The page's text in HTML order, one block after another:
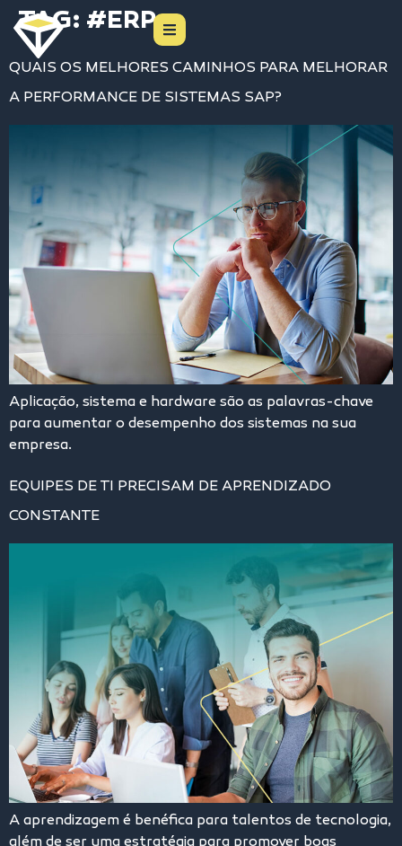
TAG: #ERP
QUAIS OS MELHORES CAMINHOS PARA MELHORAR
A PERFORMANCE DE SISTEMAS SAP?
Aplicação, sistema e hardware são as palavras-chave
para aumentar o desempenho dos sistemas na sua
empresa.
EQUIPES DE TI PRECISAM DE APRENDIZADO
CONSTANTE
A aprendizagem é benéfica para talentos de tecnologia,